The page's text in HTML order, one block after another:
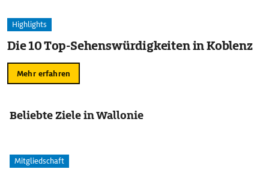
Highlights
Die 10 Top-Sehenswürdigkeiten in Koblenz
Mehr erfahren
Beliebte Ziele in Wallonie
Mitgliedschaft